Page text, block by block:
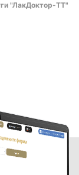
"ЛакДоктор-ТТ"